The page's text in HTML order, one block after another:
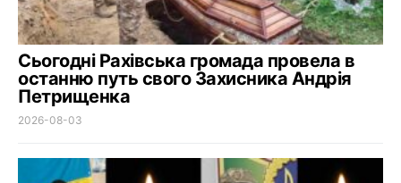
Сьогодні Рахівська громада провела в
останню путь свого Захисника Андрія
Петрищенка
2026-08-03